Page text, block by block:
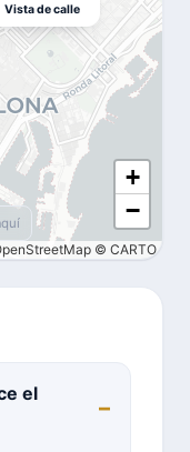
+
−
© CARTO
Vista de calle
el